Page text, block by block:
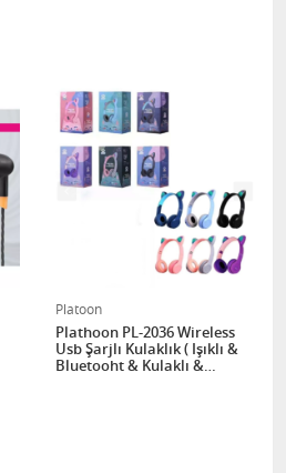
Platoon
Plathoon PL-2036 Wireless
Usb Şarjlı Kulaklık ( Işıklı &
Bluetooht & Kulaklı &